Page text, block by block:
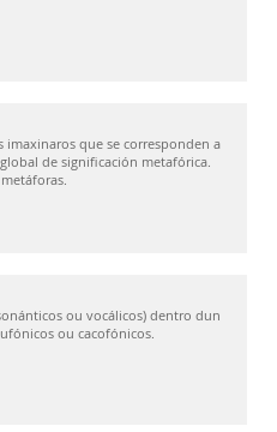
que se corresponden a
de significación metafórica.
ou vocálicos) dentro dun
ou cacofónicos.